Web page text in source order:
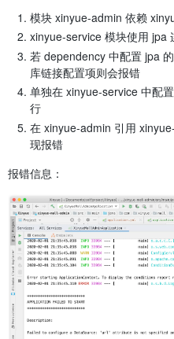
模块 xinyue-admin 依赖
xinyue-service 模块使用 jpa
若 dependency 中配置 jpa
库链接配置项则会报错
单独在 xinyue-service 中配
行
在 xinyue-admin 引用
现报错
报错信息：